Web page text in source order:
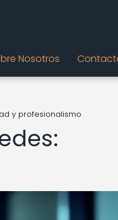
Nosotros
y profesionalismo